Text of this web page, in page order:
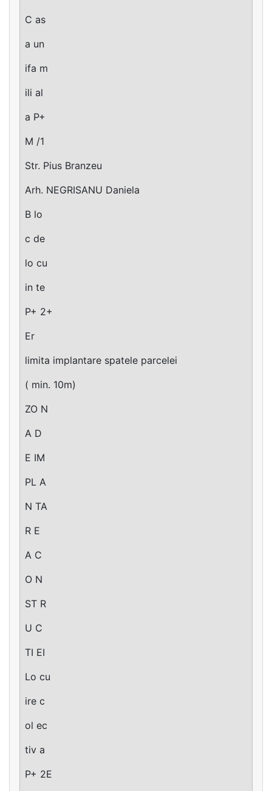
C as
a un
ifa m
ili al
a P+
M /1
Str. Pius Branzeu
Arh. NEGRISANU Daniela
B lo
c de
lo cu
in te
P+ 2+
Er
limita implantare spatele parcelei
( min. 10m)
ZO N
A D
E IM
PL A
N TA
R E
A C
O N
ST R
U C
TI EI
Lo cu
ire c
ol ec
tiv a
P+ 2E